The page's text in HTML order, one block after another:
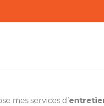
mes services d’